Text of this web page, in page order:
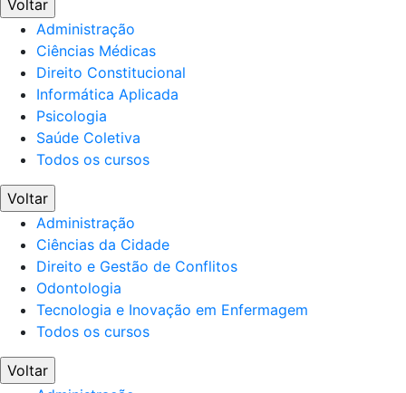
Voltar
Administração
Ciências Médicas
Direito Constitucional
Informática Aplicada
Psicologia
Saúde Coletiva
Todos os cursos
Voltar
Administração
Ciências da Cidade
Direito e Gestão de Conflitos
Odontologia
Tecnologia e Inovação em Enfermagem
Todos os cursos
Voltar